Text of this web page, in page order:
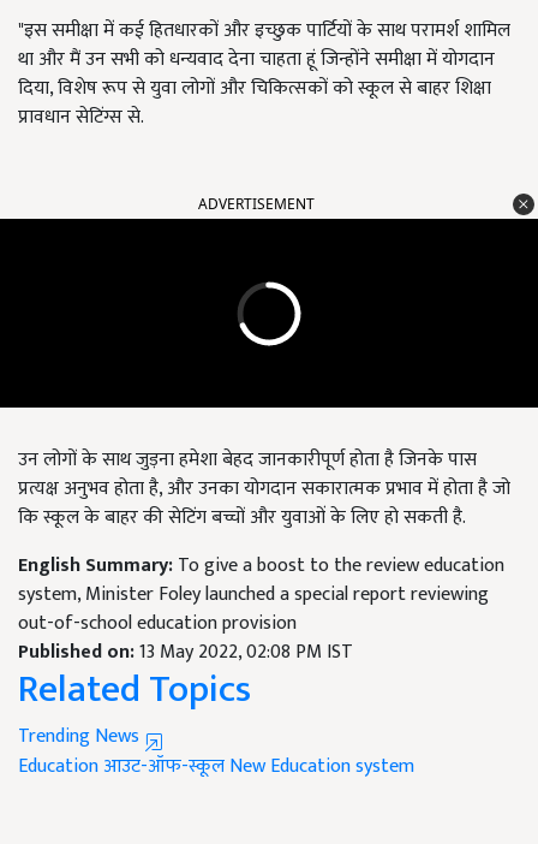
"इस समीक्षा में कई हितधारकों और इच्छुक पार्टियों के साथ परामर्श शामिल
था और मैं उन सभी को धन्यवाद देना चाहता हूं जिन्होंने समीक्षा में योगदान
दिया, विशेष रूप से युवा लोगों और चिकित्सकों को स्कूल से बाहर शिक्षा
प्रावधान सेटिंग्स से.
ADVERTISEMENT
उन लोगों के साथ जुड़ना हमेशा बेहद जानकारीपूर्ण होता है जिनके पास
प्रत्यक्ष अनुभव होता है, और उनका योगदान सकारात्मक प्रभाव में होता है जो
कि स्कूल के बाहर की सेटिंग बच्चों और युवाओं के लिए हो सकती है.
English Summary:To give a boost to the review education
system, Minister Foley launched a special report reviewing
out-of-school education provision
Published on:13 May 2022, 02:08 PM IST
Related Topics
Trending News
Educationआउट-ऑफ-स्कूलNew Education system